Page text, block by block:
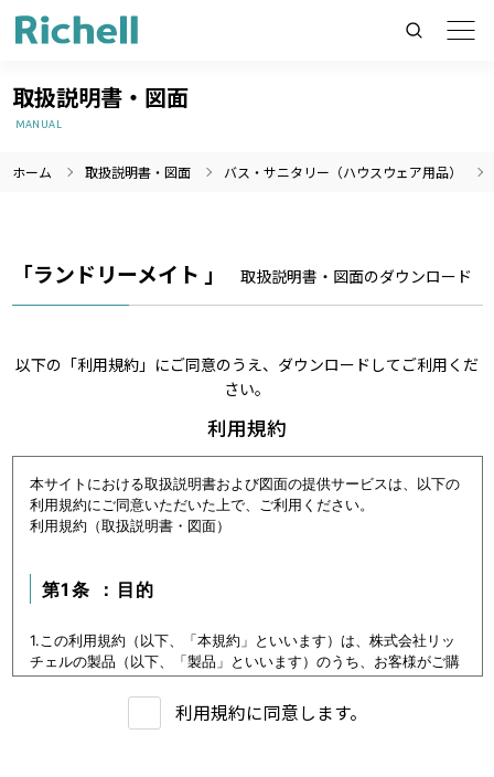
製品情報のみを検索
取扱説明書・図面
MANUAL
ホーム 取扱説明書・図面 バス・サニタリー（ハウスウェア用品）
「ランドリーメイト 」 取扱説明書・図面のダウンロード
以下の「利用規約」にご同意のうえ、ダウンロードしてご利用くだ
さい。
利用規約
本サイトにおける取扱説明書および図面の提供サービスは、以下の
利用規約にご同意いただいた上で、ご利用ください。
利用規約（取扱説明書・図面）
第1条 ：目的
1.この利用規約（以下、「本規約」といいます）は、株式会社リッ
チェルの製品（以下、「製品」といいます）のうち、お客様がご購
入いただいた製品または購入を検討中の製品（以下、「当該製品」
といいます。）に関するデータ（以下、「本データ等」といいま
す）の提供サービス（以下「本サービス」といいます）における利
利用規約に同意します。